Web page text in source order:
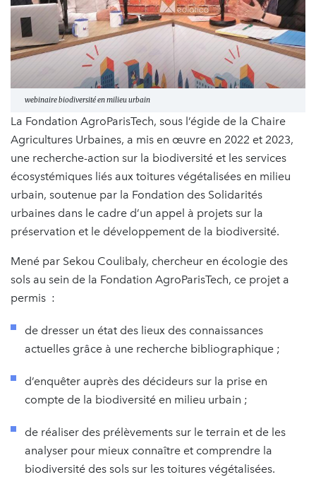
webinaire biodiversité en milieu urbain
La Fondation AgroParisTech, sous l’égide de la Chaire
Agricultures Urbaines, a mis en œuvre en 2022 et 2023,
une recherche-action sur la biodiversité et les services
écosystémiques liés aux toitures végétalisées en milieu
urbain, soutenue par la Fondation des Solidarités
urbaines dans le cadre d’un appel à projets sur la
préservation et le développement de la biodiversité.
Mené par Sekou Coulibaly, chercheur en écologie des
sols au sein de la Fondation AgroParisTech, ce projet a
permis :
de dresser un état des lieux des connaissances
actuelles grâce à une recherche bibliographique ;
d’enquêter auprès des décideurs sur la prise en
compte de la biodiversité en milieu urbain ;
de réaliser des prélèvements sur le terrain et de les
analyser pour mieux connaître et comprendre la
biodiversité des sols sur les toitures végétalisées.